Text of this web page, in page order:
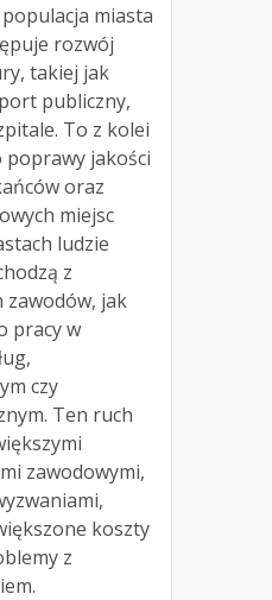
miasta
rozwój
takiej jak
publiczny,
To z kolei
poprawy jakości
oraz
miejsc
ludzie
z
zawodów, jak
pracy w
czy
Ten ruch
zawodowymi,
koszty
z